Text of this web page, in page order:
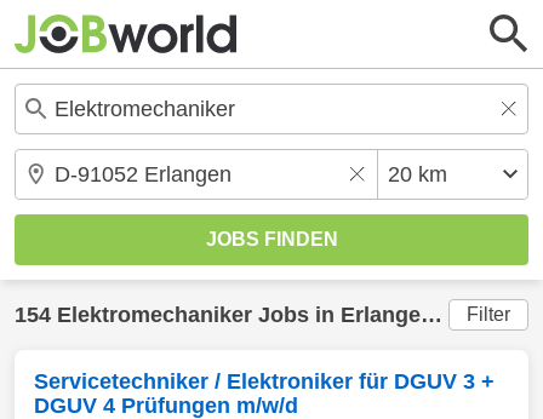
154 Elektromechaniker Jobs in Erlangen (20 km)
Filter
Servicetechniker / Elektroniker für DGUV 3 +
DGUV 4 Prüfungen m/w/d